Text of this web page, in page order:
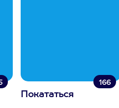
166
Покататься